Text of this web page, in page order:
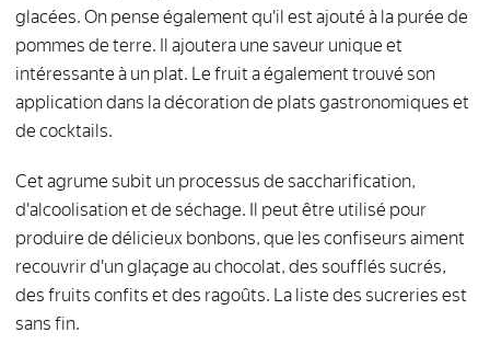
glacées. On pense également qu'il est ajouté à la purée de
pommes de terre. Il ajoutera une saveur unique et
intéressante à un plat. Le fruit a également trouvé son
application dans la décoration de plats gastronomiques et
de cocktails.
Cet agrume subit un processus de saccharification,
d'alcoolisation et de séchage. Il peut être utilisé pour
produire de délicieux bonbons, que les confiseurs aiment
recouvrir d'un glaçage au chocolat, des soufflés sucrés,
des fruits confits et des ragoûts. La liste des sucreries est
sans fin.